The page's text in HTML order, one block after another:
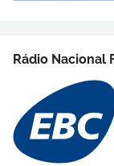
Rádio Nacional